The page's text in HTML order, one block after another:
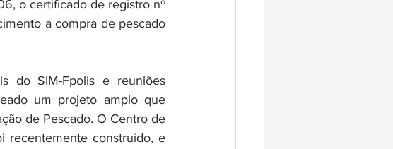
o certificado de registro nº
a compra de pescado
do SIM-Fpolis e reuniões
um projeto amplo que
de Pescado. O Centro de
recentemente construído, e